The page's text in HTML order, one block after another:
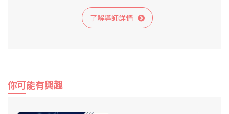
了解導師詳情
你可能有興趣